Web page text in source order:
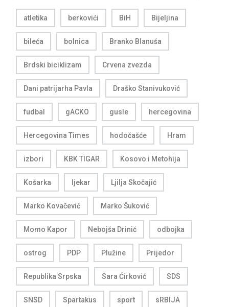
atletika berkovići BiH Bijeljina
bileća bolnica Branko Blanuša
Brdski biciklizam Crvena zvezda
Dani patrijarha Pavla Draško Stanivuković
fudbal gACKO gusle hercegovina
Hercegovina Times hodočašće Hram
izbori KBK TIGAR Kosovo i Metohija
Košarka ljekar Ljilja Skočajić
Marko Kovačević Marko Šuković
Momo Kapor Nebojša Drinić odbojka
ostrog PDP Plužine Prijedor
Republika Srpska Sara Ćirković SDS
SNSD Spartakus sport sRBIJA